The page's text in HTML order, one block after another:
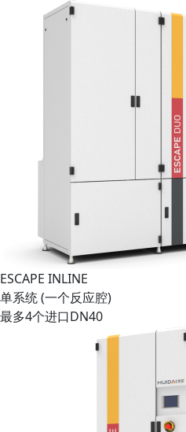
ESCAPE INLINE
单系统 (一个反应腔)
最多4个进口DN40